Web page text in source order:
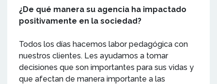
¿De qué manera su agencia ha impactado
positivamente en la sociedad?
Todos los días hacemos labor pedagógica con
nuestros clientes. Les ayudamos a tomar
decisiones que son importantes para sus vidas y
que afectan de manera importante a las